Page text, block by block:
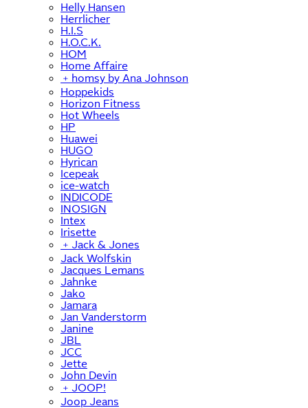
Helly Hansen
Herrlicher
H.I.S
H.O.C.K.
HOM
Home Affaire
﹢ homsy by Ana Johnson
Hoppekids
Horizon Fitness
Hot Wheels
HP
Huawei
HUGO
Hyrican
Icepeak
ice-watch
INDICODE
INOSIGN
Intex
Irisette
﹢ Jack & Jones
Jack Wolfskin
Jacques Lemans
Jahnke
Jako
Jamara
Jan Vanderstorm
Janine
JBL
JCC
Jette
John Devin
﹢ JOOP!
Joop Jeans